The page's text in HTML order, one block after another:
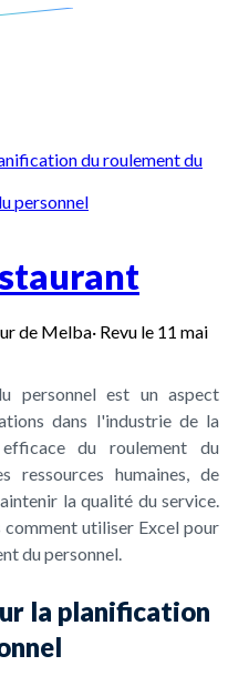
du roulement du
personnel
de Melba· Revu le 11 mai
personnel est un aspect
dans l'industrie de la
du roulement du
ressources humaines, de
la qualité du service.
utiliser Excel pour
du personnel.
la planification